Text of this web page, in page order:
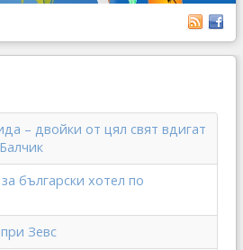
– двойки от цял свят вдигат
български хотел по
Зевс